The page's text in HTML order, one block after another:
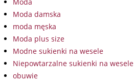
Moda damska
moda męska
Moda plus size
Modne sukienki na wesele
Niepowtarzalne sukienki na wesele
obuwie